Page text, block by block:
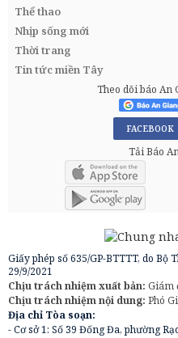
Thể thao
Nhịp sống mới
Thời trang
Tin tức miền Tây
Theo dõi báo An
FACEBOOK
Tải Báo
Giấy phép số 635/GP-BTTTT, do
29/9/2021
Chịu trách nhiệm xuất bản: Giám
Chịu trách nhiệm nội dung: Phó
Địa chỉ Tòa soạn:
- Cơ sở 1: Số 39 Đống Đa, phường